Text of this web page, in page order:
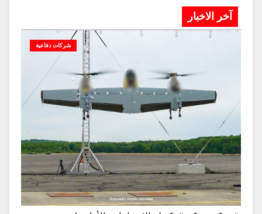
آخر الاخبار
شركات دفاعية